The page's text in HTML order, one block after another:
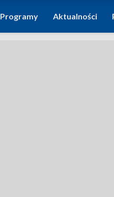
Programy Aktualności